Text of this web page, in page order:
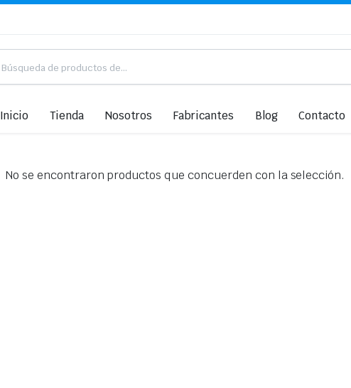
Inicio Tienda Nosotros Fabricantes Blog Contacto
No se encontraron productos que concuerden con la selección.